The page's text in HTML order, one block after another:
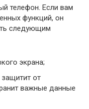
телефон. Если вам
функций, он
следующим
экрана;
от
важные данные